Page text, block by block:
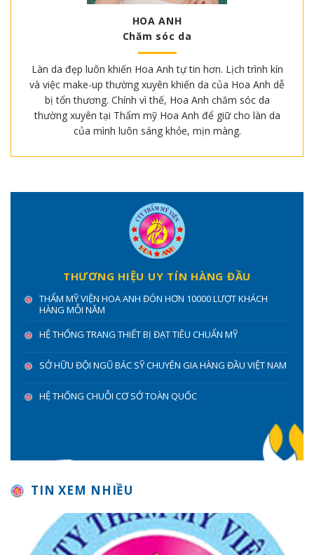
HOA ANH
Chăm sóc da
Làn da đẹp luôn khiến Hoa Anh tự tin hơn. Lịch trình kín
và việc make-up thường xuyên khiến da của Hoa Anh dễ
bị tổn thương. Chính vì thế, Hoa Anh chăm sóc da
thường xuyên tại Thẩm mỹ Hoa Anh để giữ cho làn da
của mình luôn sáng khỏe, mịn màng.
THƯƠNG HIỆU UY TÍN HÀNG ĐẦU
THẨM MỸ VIỆN HOA ANH ĐÓN HƠN 10000 LƯỢT KHÁCH
HÀNG MỖI NĂM
HỆ THỐNG TRANG THIẾT BỊ ĐẠT TIÊU CHUẨN MỸ
SỞ HỮU ĐỘI NGŨ BÁC SỸ CHUYÊN GIA HÀNG ĐẦU VIỆT NAM
HỆ THỐNG CHUỖI CƠ SỞ TOÀN QUỐC
TIN XEM NHIỀU